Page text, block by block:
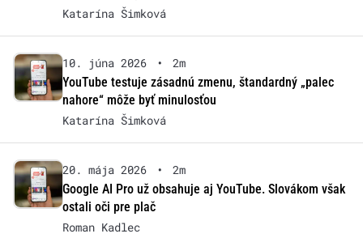
Katarína Šimková
10. júna 2026 •
2m
YouTube testuje zásadnú zmenu, štandardný „palec
nahore“ môže byť minulosťou
Katarína Šimková
20. mája 2026 •
2m
Google AI Pro už obsahuje aj YouTube. Slovákom však
ostali oči pre plač
Roman Kadlec